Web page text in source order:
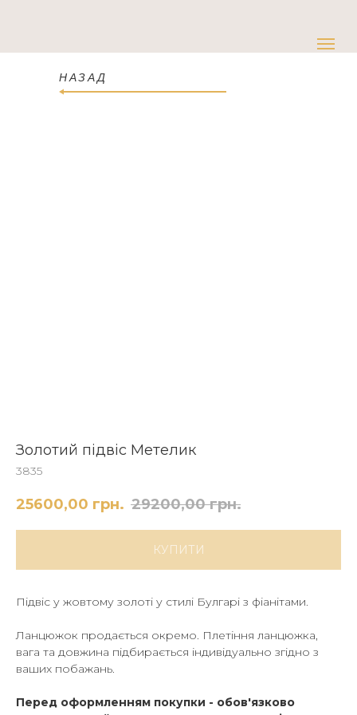
НАЗАД
Золотий підвіс Метелик
3835
25600,00 грн. 29200,00 грн.
КУПИТИ
Підвіс у жовтому золоті у стилі Булгарі з фіанітами.
Ланцюжок продається окремо. Плетіння ланцюжка,
вага та довжина підбирається індивідуально згідно з
ваших побажань.
Перед оформленням покупки - обов'язково